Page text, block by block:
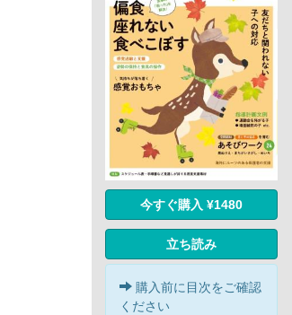
今すぐ購入 ¥1480
立ち読み
購入前に目次をご確認
ください